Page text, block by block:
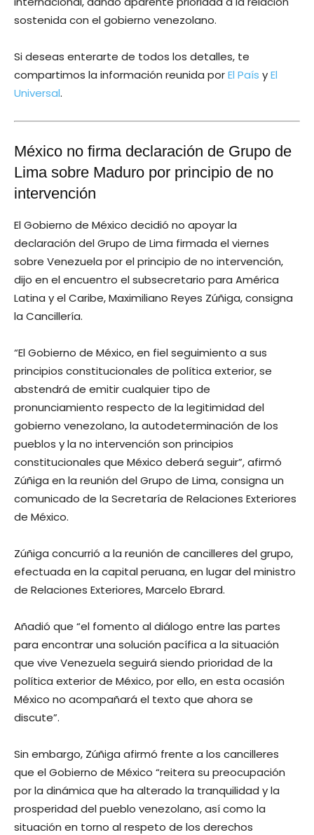
sostenida con el gobierno venezolano.
Si deseas enterarte de todos los detalles, te
compartimos la información reunida porEl País yEl
Universal.
México no firma declaración de Grupo de
Lima sobre Maduro por principio de no
intervención
El Gobierno de México decidió no apoyar la
declaración del Grupo de Lima firmada el viernes
sobre Venezuela por el principio de no intervención,
dijo en el encuentro el subsecretario para América
Latina y el Caribe, Maximiliano Reyes Zúñiga, consigna
la Cancillería.
“El Gobierno de México, en fiel seguimiento a sus
principios constitucionales de política exterior, se
abstendrá de emitir cualquier tipo de
pronunciamiento respecto de la legitimidad del
gobierno venezolano, la autodeterminación de los
pueblos y la no intervención son principios
constitucionales que México deberá seguir”, afirmó
Zúñiga en la reunión del Grupo de Lima, consigna un
comunicado de la Secretaría de Relaciones Exteriores
de México.
Zúñiga concurrió a la reunión de cancilleres del grupo,
efectuada en la capital peruana, en lugar del ministro
de Relaciones Exteriores, Marcelo Ebrard.
Añadió que “el fomento al diálogo entre las partes
para encontrar una solución pacífica a la situación
que vive Venezuela seguirá siendo prioridad de la
política exterior de México, por ello, en esta ocasión
México no acompañará el texto que ahora se
discute”.
Sin embargo, Zúñiga afirmó frente a los cancilleres
que el Gobierno de México “reitera su preocupación
por la dinámica que ha alterado la tranquilidad y la
prosperidad del pueblo venezolano, así como la
situación en torno al respeto de los derechos